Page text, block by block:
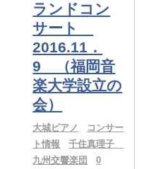
ランドコン
サート
2016.11．
9 （福岡音
楽大学設立の
会）
大城ピアノ
コンサー
ト情報
千住真理子
九州交響楽団
0